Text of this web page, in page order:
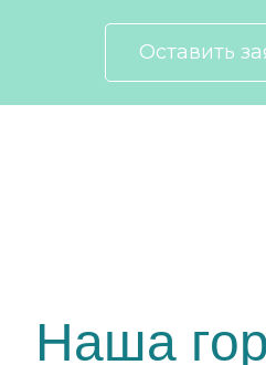
Оставить
Наша